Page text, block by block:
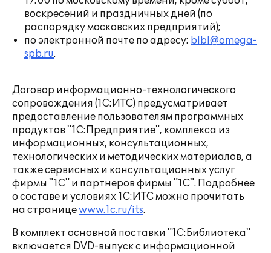
воскресений и праздничных дней (по
распорядку московских предприятий);
по электронной почте по адресу: bibl@omega-
spb.ru.
Договор информационно-технологического
сопровождения (1С:ИТС) предусматривает
предоставление пользователям программных
продуктов "1С:Предприятие", комплекса из
информационных, консультационных,
технологических и методических материалов, а
также сервисных и консультационных услуг
фирмы "1С" и партнеров фирмы "1С". Подробнее
о составе и условиях 1С:ИТС можно прочитать
на страницеwww.1c.ru/its.
В комплект основной поставки "1С:Библиотека"
включается DVD-выпуск с информационной